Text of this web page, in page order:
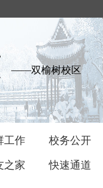
——双榆树校区
工作 校务公开
之家 快速通道